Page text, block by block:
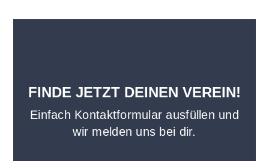
FINDE JETZT DEINEN VEREIN!
Ein­fach Kon­takt­for­mu­lar aus­fül­len und
wir mel­den uns bei dir.